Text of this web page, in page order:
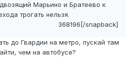
Марьино и Братеево к
трогать нельзя.
368196[/snapback]
до Гвардии на метро, пускай там
чем на автобусе?